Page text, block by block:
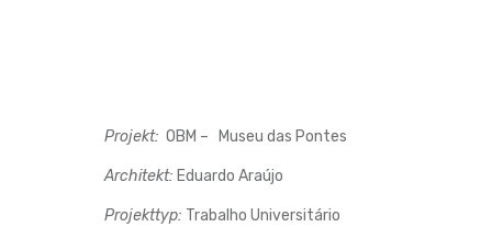
Projekt: OBM – Museu das Pontes
Architekt: Eduardo Araújo
Projekttyp: Trabalho Universitário